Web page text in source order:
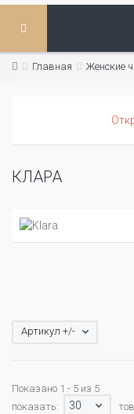
Главная Женские
КЛАРА
Артикул +/-
Показано 1 - 5 из 5
показать:
30